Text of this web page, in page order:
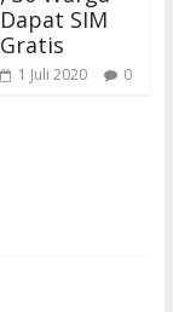
Dapat SIM
Gratis
1 Juli 2020 0